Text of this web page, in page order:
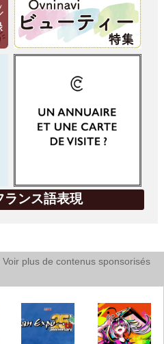
ランス語表現
Voir plus de contenus sponsorisés